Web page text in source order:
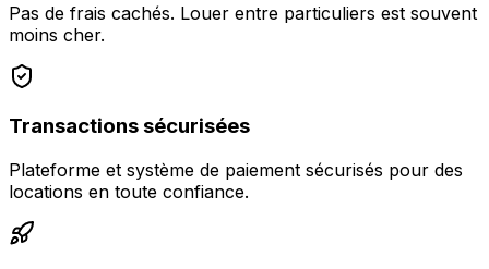
Pas de frais cachés. Louer entre particuliers est souvent
moins cher.
Transactions sécurisées
Plateforme et système de paiement sécurisés pour des
locations en toute confiance.